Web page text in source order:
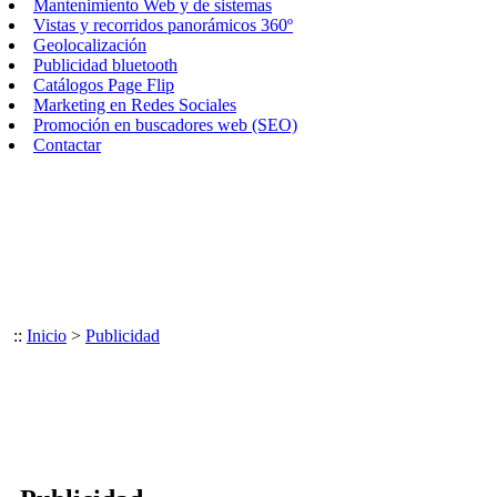
Mantenimiento Web y de sistemas
Vistas y recorridos panorámicos 360º
Geolocalización
Publicidad bluetooth
Catálogos Page Flip
Marketing en Redes Sociales
Promoción en buscadores web (SEO)
Contactar
:: Inicio > Publicidad